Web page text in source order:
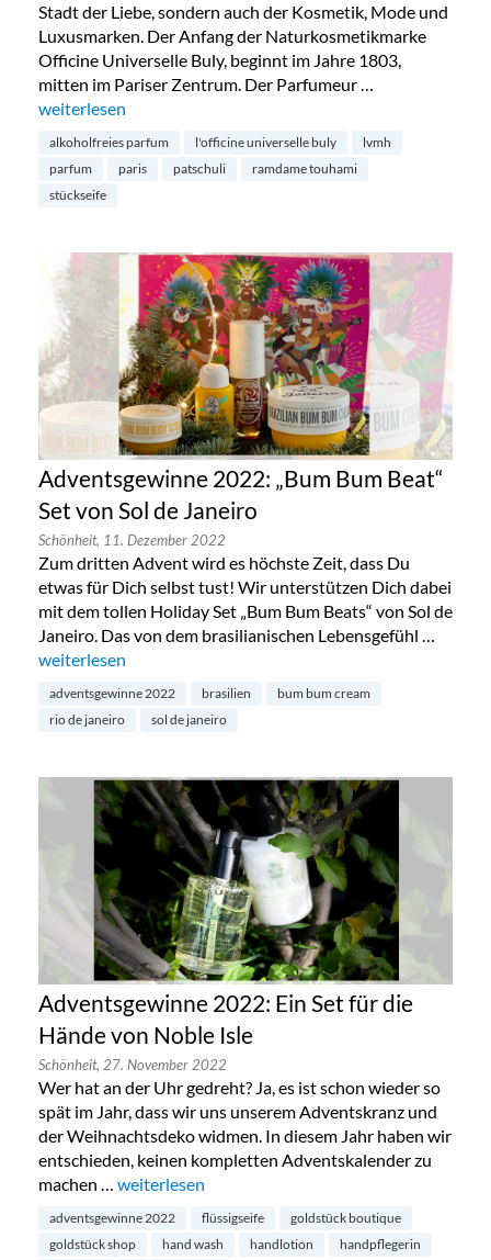
Stadt der Liebe, sondern auch der Kosmetik, Mode und
Luxusmarken. Der Anfang der Naturkosmetikmarke
Officine Universelle Buly, beginnt im Jahre 1803,
mitten im Pariser Zentrum. Der Parfumeur …
„L’Officine Universelle Buly – Luxuspflege aus Paris“
weiterlesen
alkoholfreies parfum l'officine universelle buly
lvmh
parfum
paris patschuli
ramdame touhami
stückseife
Adventsgewinne 2022: „Bum Bum Beat“
Set von Sol de Janeiro
Schönheit, 11. Dezember 2022
Zum dritten Advent wird es höchste Zeit, dass Du
etwas für Dich selbst tust! Wir unterstützen Dich dabei
mit dem tollen Holiday Set „Bum Bum Beats“ von Sol de
Janeiro. Das von dem brasilianischen Lebensgefühl …
„Adventsgewinne 2022: „Bum Bum Beat“ Set von Sol de
weiterlesen
adventsgewinne 2022 brasilien
bum bum cream
rio de janeiro
sol de janeiro
Adventsgewinne 2022: Ein Set für die
Hände von Noble Isle
Schönheit, 27. November 2022
Wer hat an der Uhr gedreht? Ja, es ist schon wieder so
spät im Jahr, dass wir uns unserem Adventskranz und
der Weihnachtsdeko widmen. In diesem Jahr haben wir
entschieden, keinen kompletten Adventskalender zu
machen … „Adventsgewinne 2022: Ein Set für die Hände
weiterlesen
adventsgewinne 2022 flüssigseife
goldstück boutique
goldstück shop
hand wash handlotion
handpflegerin